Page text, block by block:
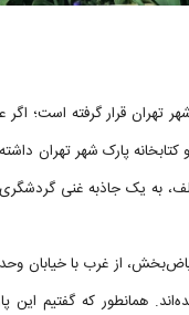
تهران قرار گرفته است؛
از غرب با خیابان
همانطور که گفتیم این